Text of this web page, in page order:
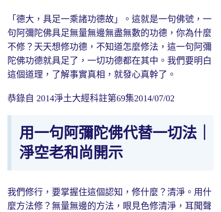
「德大，具足一乘諸功德故」。這就是一句佛號，一
句阿彌陀佛具足無量無邊無盡無數的功德，你為什麼
不修？天天想修功德，不知道怎麼修法，這一句阿彌
陀佛功德就具足了，一切功德都在其中。我們要明白
這個道理，了解事實真相，就發心真幹了。
恭錄自 2014淨土大經科註第69集2014/07/02
用一句阿彌陀佛代替一切法｜
淨空老和尚開示
我們修行，要掌握住這個認知，修什麼？清淨。用什
麼方法修？無量無邊的方法，眼見色修清淨，耳聞聲